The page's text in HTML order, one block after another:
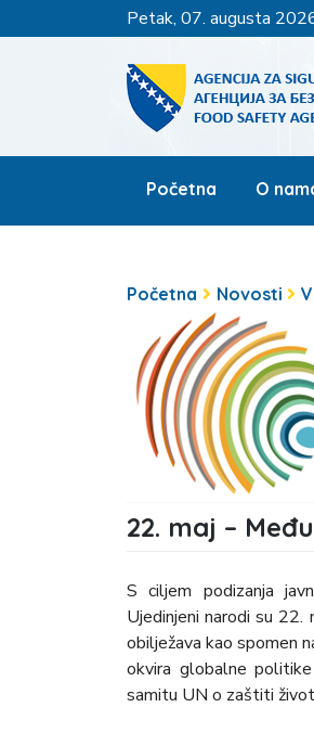
petak, 07. augusta
Početna O
Početna Novosti
22. maj –
S ciljem podizanja
Ujedinjeni narodi su
obilježava kao spomen
okvira globalne
samitu UN o zaštiti